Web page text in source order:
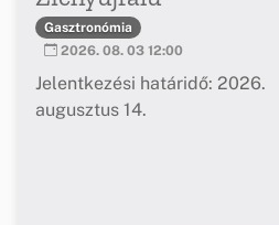
Gasztronómia
2026. 08. 03 12:00
Jelentkezési határidő: 2026.
augusztus 14.